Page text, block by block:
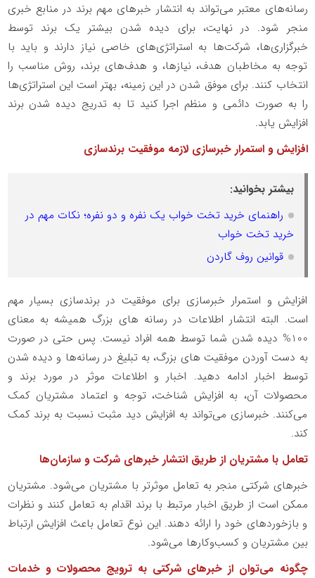
رسانه‌های معتبر می‌تواند به انتشار خبرهای مهم برند در منابع خبری
منجر شود. در نهایت، برای دیده شدن بیشتر یک برند توسط
خبرگزاری‌ها، شرکت‌ها به استراتژی‌های خاصی نیاز دارند و باید با
توجه به مخاطبان هدف، نیازها، و هدف‌های برند، روش مناسب را
انتخاب کنند. برای موفق شدن در این زمینه، بهتر است این استراتژی‌ها
را به صورت دائمی و منظم اجرا کنید تا به تدریج دیده شدن برند
افزایش یابد.
افزایش و استمرار خبرسازی لازمه موفقیت برندسازی
بیشتر بخوانید:
راهنمای خرید تخت خواب یک نفره و دو نفره؛ نکات مهم در
خرید تخت خواب
قوانین روف گاردن
افزایش و استمرار خبرسازی برای موفقیت در برندسازی بسیار مهم
است. البته انتشار اطلاعات در رسانه های بزرگ همیشه به معنای
100% دیده شدن شما توسط همه افراد نیست. پس حتی در صورت
به دست آوردن موفقیت های بزرگ، به تبلیغ در رسانه‌ها و دیده شدن
توسط اخبار ادامه دهید. اخبار و اطلاعات موثر در مورد برند و
محصولات آن، به افزایش شناخت، توجه و اعتماد مشتریان کمک
می‌کنند. خبرسازی می‌تواند به افزایش دید مثبت نسبت به برند کمک
کند.
تعامل با مشتریان از طریق انتشار خبرهای شرکت و سازمان‌ها
خبرهای شرکتی منجر به تعامل موثرتر با مشتریان می‌شود. مشتریان
ممکن است از طریق اخبار مرتبط با برند اقدام به تعامل کنند و نظرات
و بازخوردهای خود را ارائه دهند. این نوع تعامل باعث افزایش ارتباط
بین مشتریان و کسب‌وکارها می‌شود.
چگونه می‌توان از خبرهای شرکتی به ترویج محصولات و خدمات